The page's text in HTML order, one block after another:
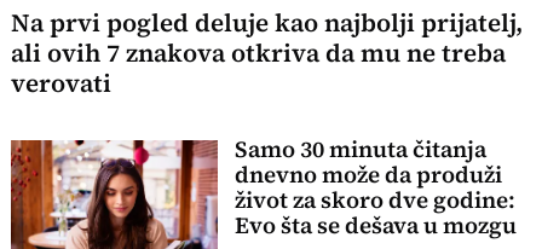
Na prvi pogled deluje kao najbolji prijatelj,
ali ovih 7 znakova otkriva da mu ne treba
verovati
Samo 30 minuta čitanja
dnevno može da produži
život za skoro dve godine:
Evo šta se dešava u mozgu